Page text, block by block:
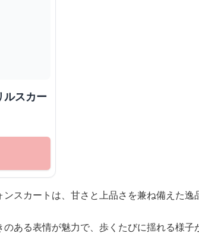
ルスカー
スカートは、甘さと上品さを兼ね備えた逸
ある表情が魅力で、歩くたびに揺れる様